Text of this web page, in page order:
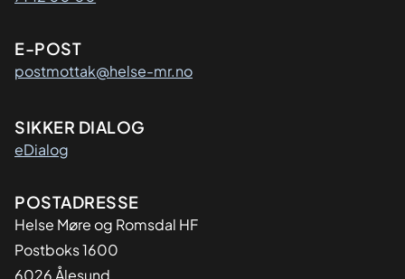
E-POST
postmottak@helse-mr.no
SIKKER DIALOG
eDialog
Adresse
POSTADRESSE
Helse Møre og Romsdal HF
Postboks 1600
6026 Ålesund